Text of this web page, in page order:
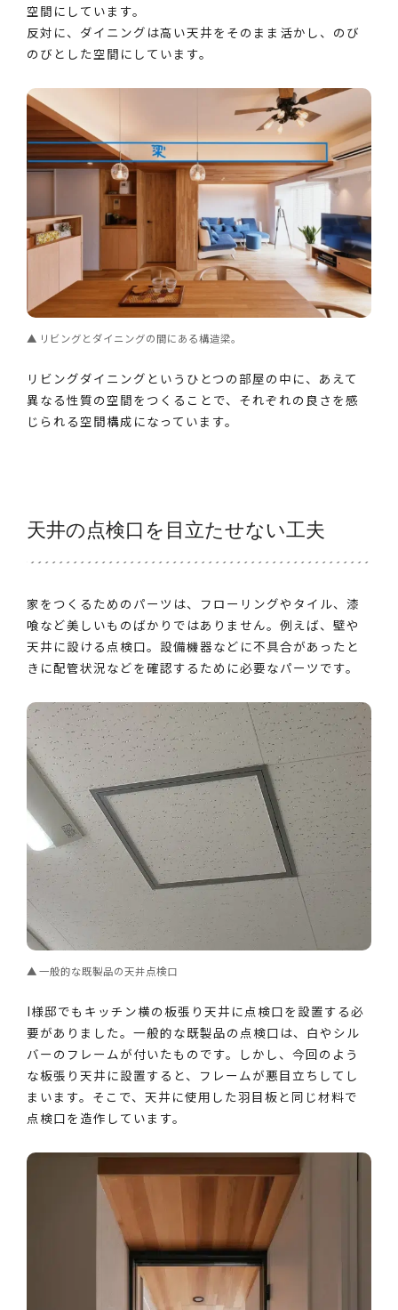
空間にしています。
反対に、ダイニングは高い天井をそのまま活かし、のび
のびとした空間にしています。
リビングとダイニングの間にある構造梁。
リビングダイニングというひとつの部屋の中に、あえて
異なる性質の空間をつくることで、それぞれの良さを感
じられる空間構成になっています。
天井の点検口を目立たせない工夫
家をつくるためのパーツは、フローリングやタイル、漆
喰など美しいものばかりではありません。例えば、壁や
天井に設ける点検口。設備機器などに不具合があったと
きに配管状況などを確認するために必要なパーツです。
一般的な既製品の天井点検口
I様邸でもキッチン横の板張り天井に点検口を設置する必
要がありました。一般的な既製品の点検口は、白やシル
バーのフレームが付いたものです。しかし、今回のよう
な板張り天井に設置すると、フレームが悪目立ちしてし
まいます。そこで、天井に使用した羽目板と同じ材料で
点検口を造作しています。